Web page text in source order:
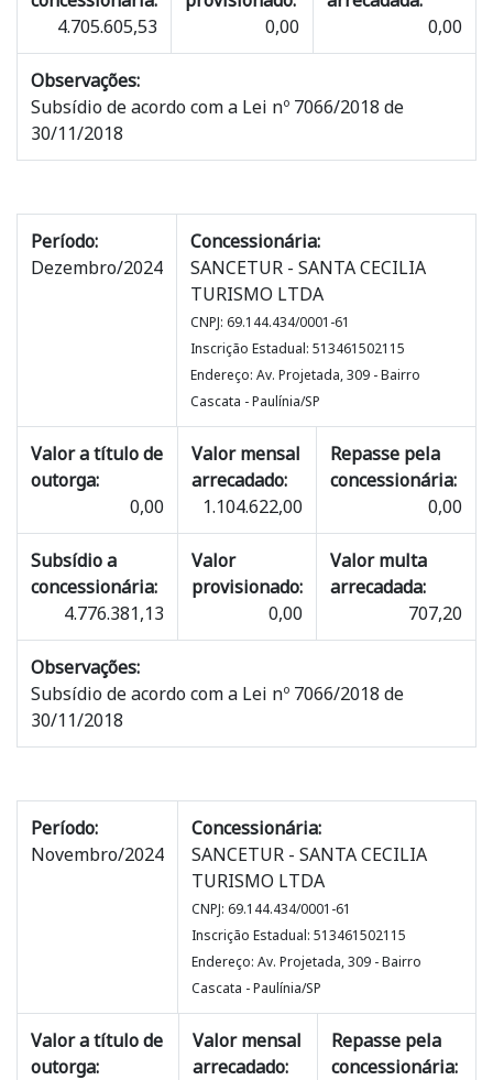
4.705.605,53
0,00
0,00
Observações:
Subsídio de acordo com a Lei nº 7066/2018 de
30/11/2018
Período:
Dezembro/2024
Concessionária:
SANCETUR - SANTA CECILIA
TURISMO LTDA
CNPJ: 69.144.434/0001-61
Inscrição Estadual: 513461502115
Endereço: Av. Projetada, 309 - Bairro
Cascata - Paulínia/SP
Valor a título de
outorga:
0,00
Valor mensal
arrecadado:
1.104.622,00
Repasse pela
concessionária:
0,00
Subsídio a
concessionária:
4.776.381,13
Valor
provisionado:
0,00
Valor multa
arrecadada:
707,20
Observações:
Subsídio de acordo com a Lei nº 7066/2018 de
30/11/2018
Período:
Novembro/2024
Concessionária:
SANCETUR - SANTA CECILIA
TURISMO LTDA
CNPJ: 69.144.434/0001-61
Inscrição Estadual: 513461502115
Endereço: Av. Projetada, 309 - Bairro
Cascata - Paulínia/SP
Valor a título de
outorga:
Valor mensal
arrecadado:
Repasse pela
concessionária: